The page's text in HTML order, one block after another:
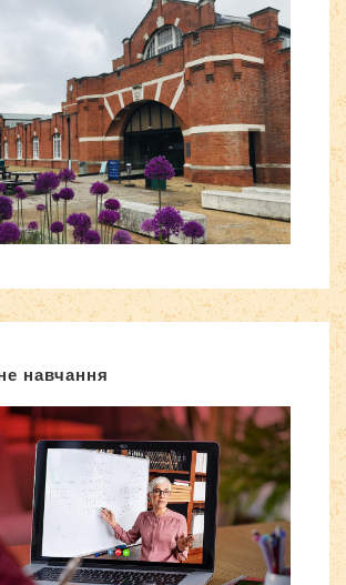
навчання